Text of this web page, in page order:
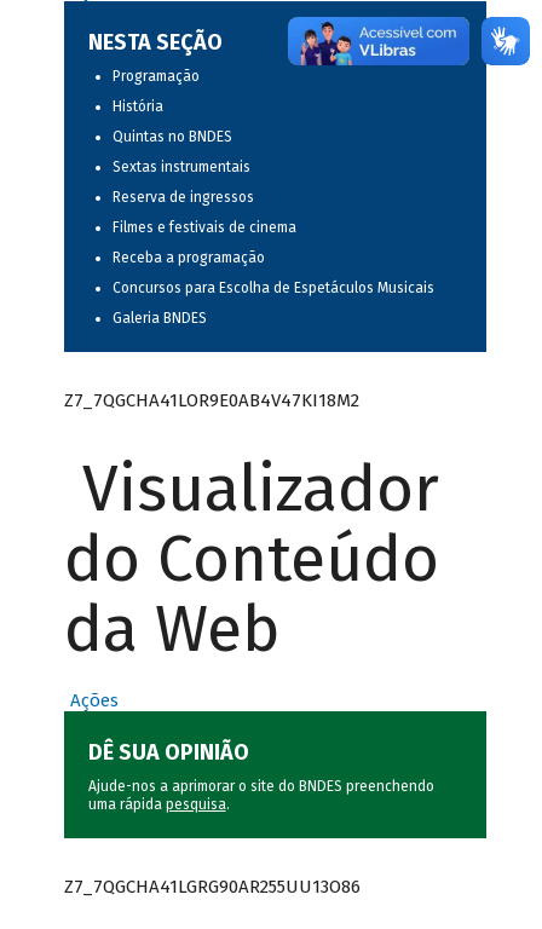
NESTA SEÇÃO
Programação
História
Quintas no BNDES
Sextas instrumentais
Reserva de ingressos
Filmes e festivais de cinema
Receba a programação
Concursos para Escolha de Espetáculos Musicais
Galeria BNDES
Z7_7QGCHA41LOR9E0AB4V47KI18M2
Visualizador
do Conteúdo
da Web
Ações
DÊ SUA OPINIÃO
Ajude-nos a aprimorar o site do BNDES preenchendo
uma rápida pesquisa.
Z7_7QGCHA41LGRG90AR255UU13O86